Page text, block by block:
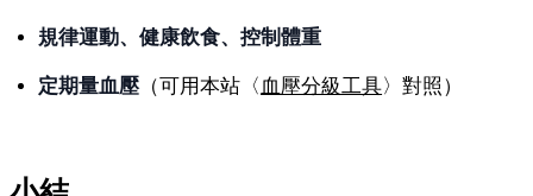
規律運動、健康飲食、控制體重
定期量血壓（可用本站〈 血壓分級工具〉對照）